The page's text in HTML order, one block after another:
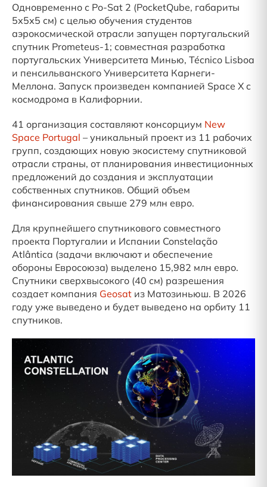
Одновременно с Po-Sat 2 (PocketQube, габариты
5х5х5 см) с целью обучения студентов
аэрокосмической отрасли запущен португальский
спутник Prometeus-1; совместная разработка
португальских Университета Минью, Técnico Lisboa
и пенсильванского Университета Карнеги-
Меллона. Запуск произведен компанией Space X c
космодрома в Калифорнии.
41 организация составляют консорциум New
Space Portugal – уникальный проект из 11 рабочих
групп, создающих новую экосистему спутниковой
отрасли страны, от планирования инвестиционных
предложений до создания и эксплуатации
собственных спутников. Общий объем
финансирования свыше 279 млн евро.
Для крупнейшего спутникового совместного
проекта Португалии и Испании Constelação
Atlântica (задачи включают и обеспечение
обороны Евросоюза) выделено 15,982 млн евро.
Спутники сверхвысокого (40 см) разрешения
создает компания Geosat из Матозиньюш. В 2026
году уже выведено и будет выведено на орбиту 11
спутников.